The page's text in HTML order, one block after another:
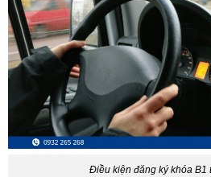
Điều kiện đăng ký khóa B1